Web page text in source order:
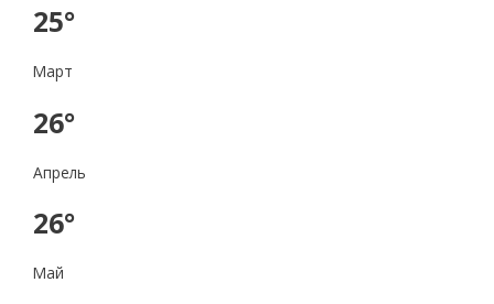
25°
Март
26°
Апрель
26°
Май